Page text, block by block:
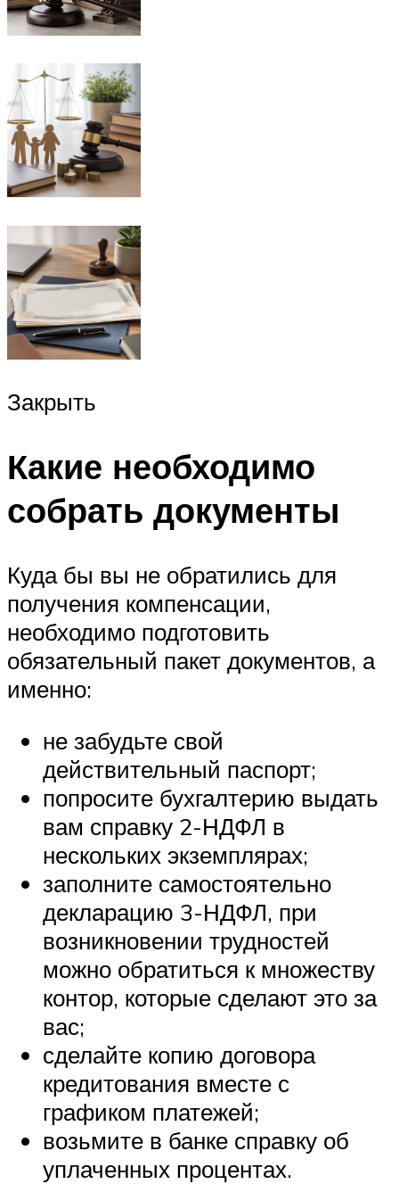
Закрыть
Какие необходимо
собрать документы
Куда бы вы не обратились для
получения компенсации,
необходимо подготовить
обязательный пакет документов, а
именно:
не забудьте свой
действительный паспорт;
попросите бухгалтерию выдать
вам справку 2-НДФЛ в
нескольких экземплярах;
заполните самостоятельно
декларацию 3-НДФЛ, при
возникновении трудностей
можно обратиться к множеству
контор, которые сделают это за
вас;
сделайте копию договора
кредитования вместе с
графиком платежей;
возьмите в банке справку об
уплаченных процентах.